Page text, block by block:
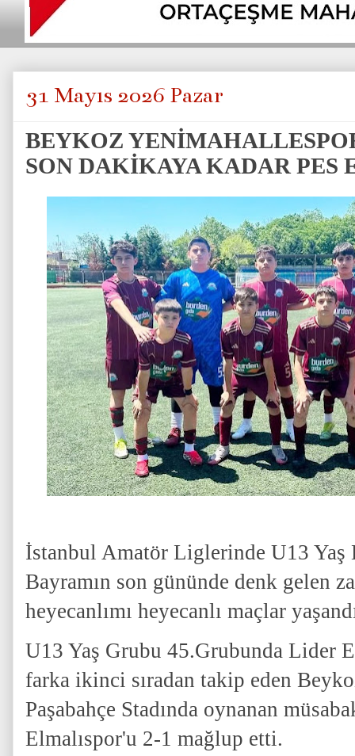
31 Mayıs 2026 Pazar
BEYKOZ
SON DAKİKAYA KADAR PES
İstanbul Amatör Liglerinde U13 Yaş
Bayramın son gününde denk gelen
heyecanlımı heyecanlı maçlar
U13 Yaş Grubu 45.Grubunda Lider
farka ikinci sıradan takip eden
Paşabahçe Stadında oynanan
Elmalıspor'u 2-1 mağlup etti.